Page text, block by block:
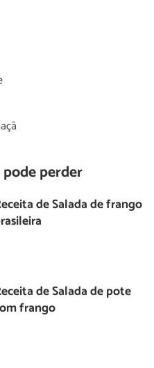
perder
de Salada de frango
de Salada de pote
frango